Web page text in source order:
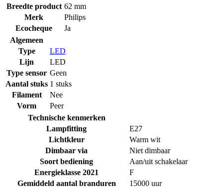
Breedte product 62 mm
Merk
Philips
Ecocheque
Ja
Algemeen
Type
LED
Lijn
LED
Type sensor Geen
Aantal stuks 1 stuks
Filament
Nee
Vorm
Peer
Technische kenmerken
Lampfitting
E27
Lichtkleur
Warm wit
Dimbaar via
Niet dimbaar
Soort bediening
Aan/uit schakelaar
Energieklasse 2021
F
Gemiddeld aantal branduren
15000 uur